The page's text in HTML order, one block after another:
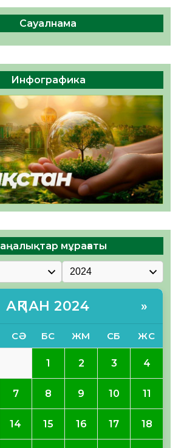
Сауалнама
Инфографика
мұрағаты
АҚПАН 2024 »
СӘ БС ЖМ СБ ЖС
1 2 3 4
7 8 9 10 11
14 15 16 17 18